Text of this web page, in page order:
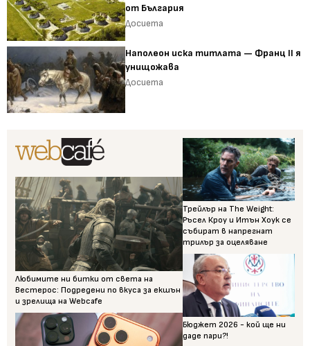
от България
Досиета
Наполеон иска титлата — Франц II я
унищожава
Досиета
Любимите ни битки от света на
Вестерос: Подредени по вкуса за екшън
и зрелища на Webcafe
Трейлър на The Weight:
Ръсел Кроу и Итън Хоук се
събират в напрегнат
трилър за оцеляване
Бюджет 2026 - кой ще ни
даде пари?!